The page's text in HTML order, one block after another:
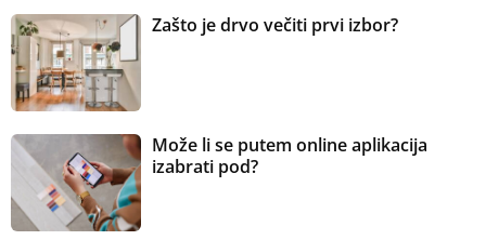
Zašto je drvo večiti prvi izbor?
Može li se putem online aplikacija
izabrati pod?